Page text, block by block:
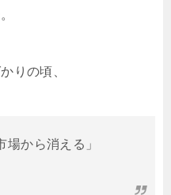
りの頃、
場から消える」